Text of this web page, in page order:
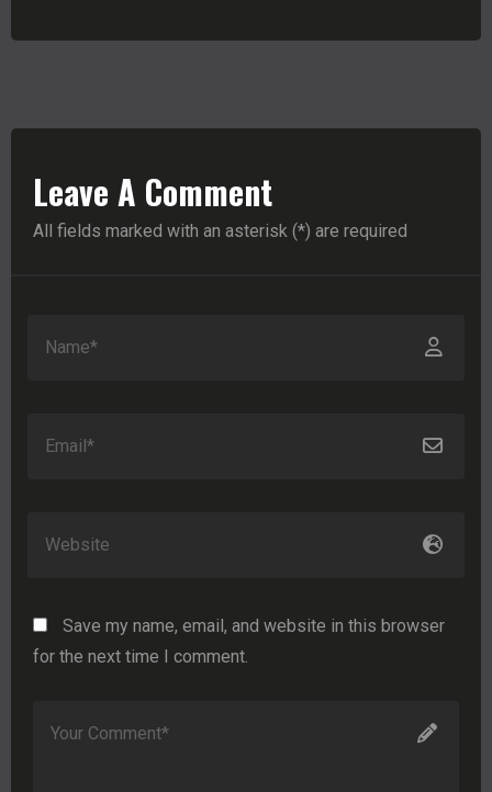
Leave A Comment
All fields marked with an asterisk (*) are required
Save my name, email, and website in this browser
for the next time I comment.